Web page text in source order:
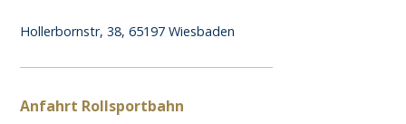
Hollerbornstr, 38, 65197 Wiesbaden
Anfahrt Rollsportbahn